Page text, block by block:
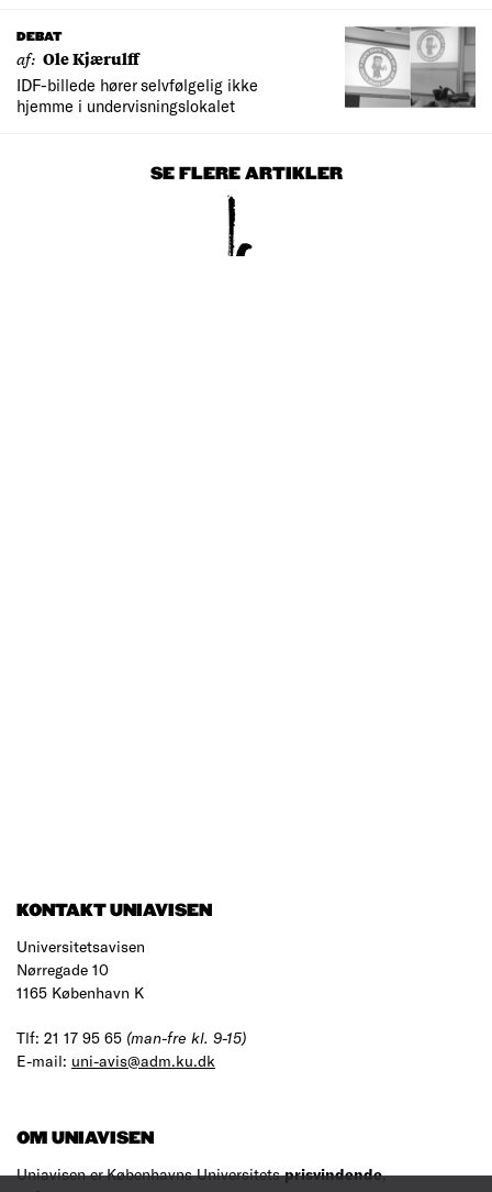
DEBAT
af: Ole Kjærulff
IDF-billede hører selvfølgelig ikke
hjemme i undervisningslokalet
SE FLERE ARTIKLER
KONTAKT UNIAVISEN
Universitetsavisen
Nørregade 10
1165 København K
Tlf: 21 17 95 65 (man-fre kl. 9-15)
E-mail: uni-avis@adm.ku.dk
OM UNIAVISEN
Uniavisen er Københavns Universitetsprisvindende,